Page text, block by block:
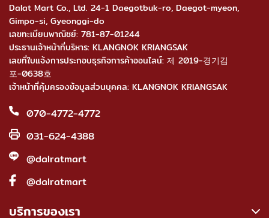
Dalat Mart Co., Ltd. 24-1 Daegotbuk-ro, Daegot-myeon,
Gimpo-si, Gyeonggi-do
เลขทะเบียนพาณิชย์: 781-87-01244
ประธานเจ้าหน้าที่บริหาร: KLANGNOK KRIANGSAK
เลขที่ใบแจ้งการประกอบธุรกิจการค้าออนไลน์: 제 2019-경기김
포-0638호
เจ้าหน้าที่คุ้มครองข้อมูลส่วนบุคคล: KLANGNOK KRIANGSAK
070-4772-4772
031-624-4388
@dalratmart
@dalratmart
บริการของเรา